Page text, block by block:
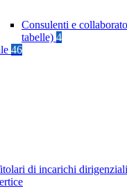
Consulenti e
tabelle) 4
46
di incarichi